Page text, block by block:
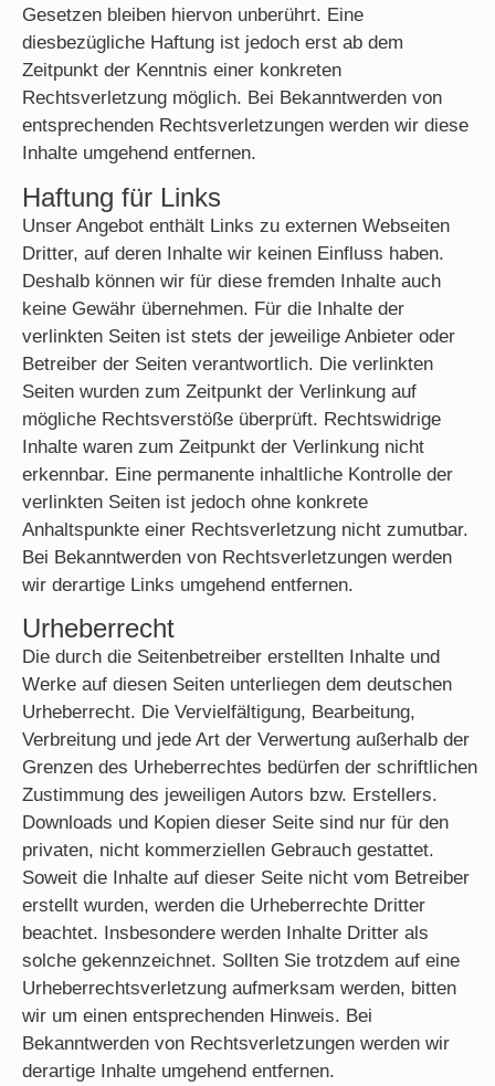
Gesetzen bleiben hiervon unberührt. Eine
diesbezügliche Haftung ist jedoch erst ab dem
Zeitpunkt der Kenntnis einer konkreten
Rechtsverletzung möglich. Bei Bekanntwerden von
entsprechenden Rechtsverletzungen werden wir diese
Inhalte umgehend entfernen.
Haftung für Links
Unser Angebot enthält Links zu externen Webseiten
Dritter, auf deren Inhalte wir keinen Einfluss haben.
Deshalb können wir für diese fremden Inhalte auch
keine Gewähr übernehmen. Für die Inhalte der
verlinkten Seiten ist stets der jeweilige Anbieter oder
Betreiber der Seiten verantwortlich. Die verlinkten
Seiten wurden zum Zeitpunkt der Verlinkung auf
mögliche Rechtsverstöße überprüft. Rechtswidrige
Inhalte waren zum Zeitpunkt der Verlinkung nicht
erkennbar. Eine permanente inhaltliche Kontrolle der
verlinkten Seiten ist jedoch ohne konkrete
Anhaltspunkte einer Rechtsverletzung nicht zumutbar.
Bei Bekanntwerden von Rechtsverletzungen werden
wir derartige Links umgehend entfernen.
Urheberrecht
Die durch die Seitenbetreiber erstellten Inhalte und
Werke auf diesen Seiten unterliegen dem deutschen
Urheberrecht. Die Vervielfältigung, Bearbeitung,
Verbreitung und jede Art der Verwertung außerhalb der
Grenzen des Urheberrechtes bedürfen der schriftlichen
Zustimmung des jeweiligen Autors bzw. Erstellers.
Downloads und Kopien dieser Seite sind nur für den
privaten, nicht kommerziellen Gebrauch gestattet.
Soweit die Inhalte auf dieser Seite nicht vom Betreiber
erstellt wurden, werden die Urheberrechte Dritter
beachtet. Insbesondere werden Inhalte Dritter als
solche gekennzeichnet. Sollten Sie trotzdem auf eine
Urheberrechtsverletzung aufmerksam werden, bitten
wir um einen entsprechenden Hinweis. Bei
Bekanntwerden von Rechtsverletzungen werden wir
derartige Inhalte umgehend entfernen.